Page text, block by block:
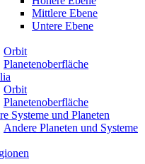
Mittlere Ebene
Untere Ebene
Orbit
Planetenoberfläche
Orbit
Planetenoberfläche
Systeme und Planeten
Andere Planeten und Systeme